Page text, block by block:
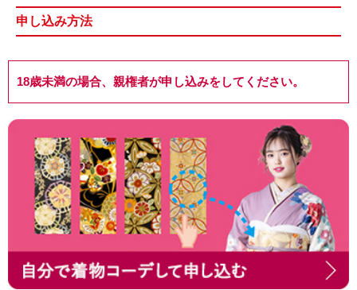
申し込み方法
18歳未満の場合、親権者が申し込みをしてください。